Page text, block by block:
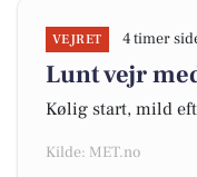
VEJRET 4 timer
Lunt vejr
Kølig start, mild
Kilde: MET.no